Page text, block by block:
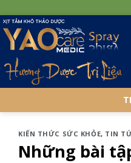
Skip
to
content
KIẾN THỨC SỨC KHỎE, TIN
Những bài